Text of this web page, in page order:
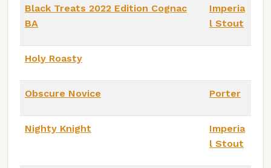
Black Treats 2022 Edition Cognac
BA
Imperia
l Stout
Holy Roasty
Obscure Novice Porter
Nighty Knight
Imperia
l Stout